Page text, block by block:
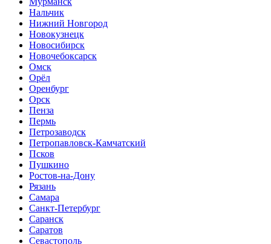
Нальчик
Нижний Новгород
Новокузнецк
Новосибирск
Новочебоксарск
Омск
Орёл
Оренбург
Орск
Пенза
Пермь
Петрозаводск
Петропавловск-Камчатский
Псков
Пушкино
Ростов-на-Дону
Рязань
Самара
Санкт-Петербург
Саранск
Саратов
Севастополь